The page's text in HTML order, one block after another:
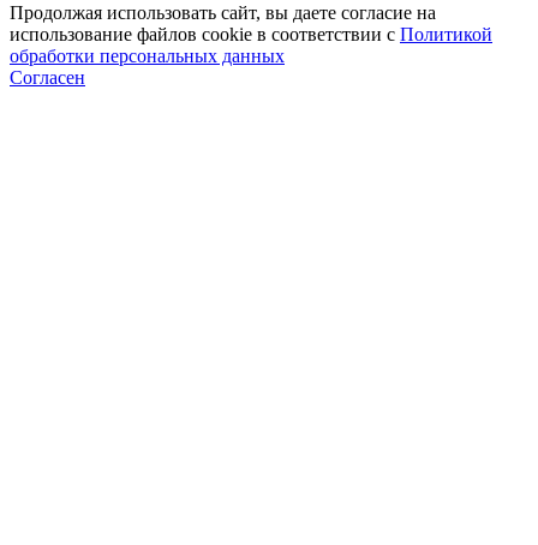
Продолжая использовать сайт, вы даете согласие на
использование файлов cookie в соответствии с Политикой
обработки персональных данных
Согласен